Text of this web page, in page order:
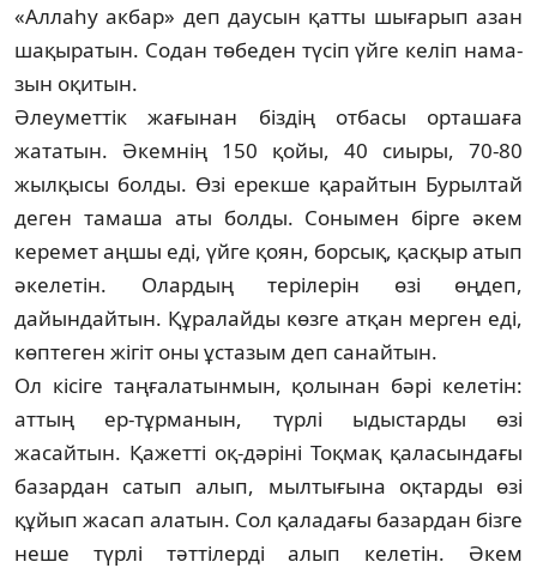
«Аллаһу акбар» деп даусын қатты шығарып азан
шақыра­тын. Содан төбеден түсіп үйге келіп нама­
зын оқитын.
Әлеуметтік жағынан біздің отбасы ор­та­шаға
жататын. Әкемнің 150 қойы, 40 сиы­ры, 70-80
жылқысы болды. Өзі ерекше қа­райтын Бурылтай
деген тамаша аты бол­ды. Сонымен бірге әкем
керемет аңшы еді, үйге қоян, борсық, қасқыр атып
әкелетін. Олар­д­ың терілерін өзі өңдеп,
дайындайтын. Құралайды көзге атқан мерген еді,
көптеген жігіт оны ұстазым деп санайтын.
Ол кісіге таңғалатынмын, қолынан бәрі ке­летін:
аттың ер-тұрманын, түрлі ыдыс­тар­ды өзі
жасайтын. Қажетті оқ-дәріні Тоқ­мақ қаласындағы
базардан сатып алып, мыл­тығына оқтарды өзі
құйып жасап ала­тын. Сол қаладағы базардан бізге
неше түрлі тәт­т­ілерді алып келетін. Әкем